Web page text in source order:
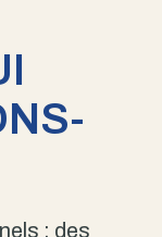
: des